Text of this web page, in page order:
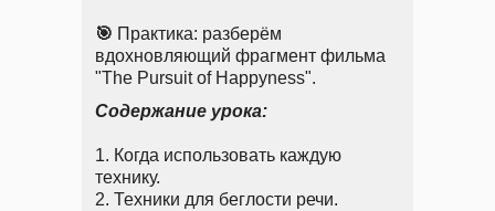
🎯 Практика: разберём
вдохновляющий фрагмент фильма
"The Pursuit of Happyness".
Содержание урока:
1. Когда использовать каждую
технику.
2. Техники для беглости речи.